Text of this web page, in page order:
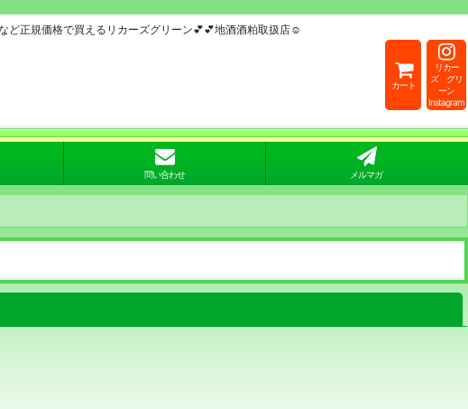
ど正規価格で買えるリカーズグリーン💕💕地酒酒粕取扱店☺
カート
リカー
ズ グリ
ーン
Instagram
問い合わせ メルマガ